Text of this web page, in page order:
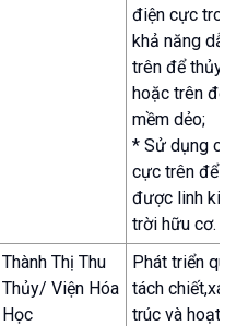
điện cực
khả năng
trên để thủy
hoặc trên để
mềm dẻo;
* Sử dụng
cực trên để
được linh
trời hữu cơ.
Thành Thị Thu
Thủy/ Viện Hóa
Học
Phát triển
tách
trúc và hoạt